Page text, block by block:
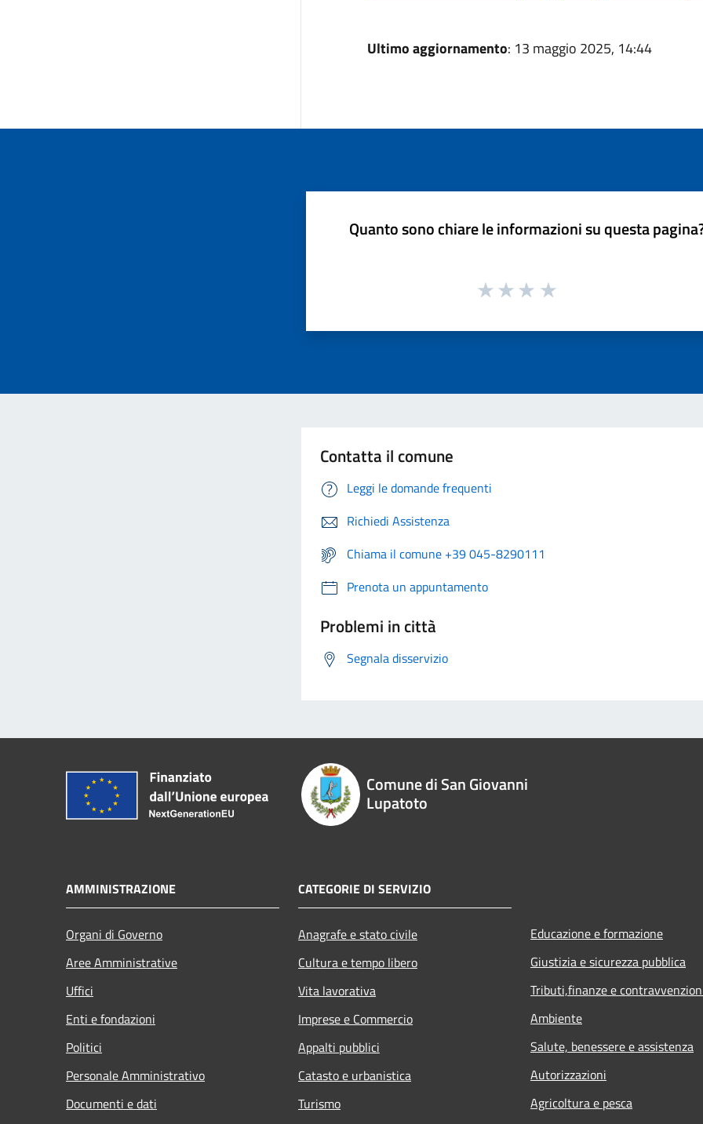
Ultimo aggiornamento: 13 maggio 2025, 14:44
Quanto sono chiare le informazioni su questa
Contatta il comune
Leggi le domande frequenti
Richiedi Assistenza
Chiama il comune +39 045-8290111
Prenota un appuntamento
Problemi in città
Segnala disservizio
Comune di San Giovanni
Lupatoto
AMMINISTRAZIONE
Organi di Governo
Aree Amministrative
Uffici
Enti e fondazioni
Politici
Personale Amministrativo
Documenti e dati
CATEGORIE DI SERVIZIO
Anagrafe e stato civile
Cultura e tempo libero
Vita lavorativa
Imprese e Commercio
Appalti pubblici
Catasto e urbanistica
Turismo
Educazione e formazione
Giustizia e sicurezza pubblica
Tributi,finanze e
Ambiente
Salute, benessere e assistenza
Autorizzazioni
Agricoltura e pesca